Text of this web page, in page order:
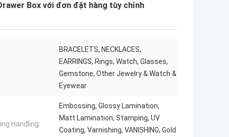
Box với đơn đặt hàng tùy chỉnh
BRACELETS, NECKLACES,
EARRINGS, Rings, Watch, Glasses,
Gemstone, Other Jewelry & Watch &
Eyewear
Handling:
Embossing, Glossy Lamination,
Matt Lamination, Stamping, UV
Coating, Varnishing, VANISHING, Gold